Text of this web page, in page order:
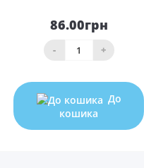
86.00грн
- +
До
кошика